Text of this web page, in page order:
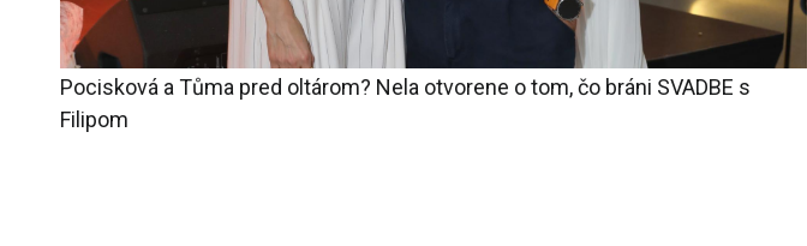
Pocisková a Tůma pred oltárom? Nela otvorene o tom, čo bráni SVADBE s
Filipom